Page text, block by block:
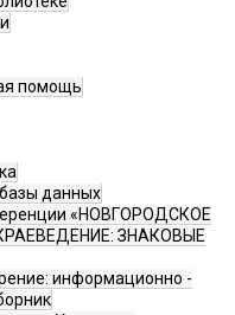
помощь
данных
«НОВГОРОДСКОЕ
ЗНАКОВЫЕ
информационно -